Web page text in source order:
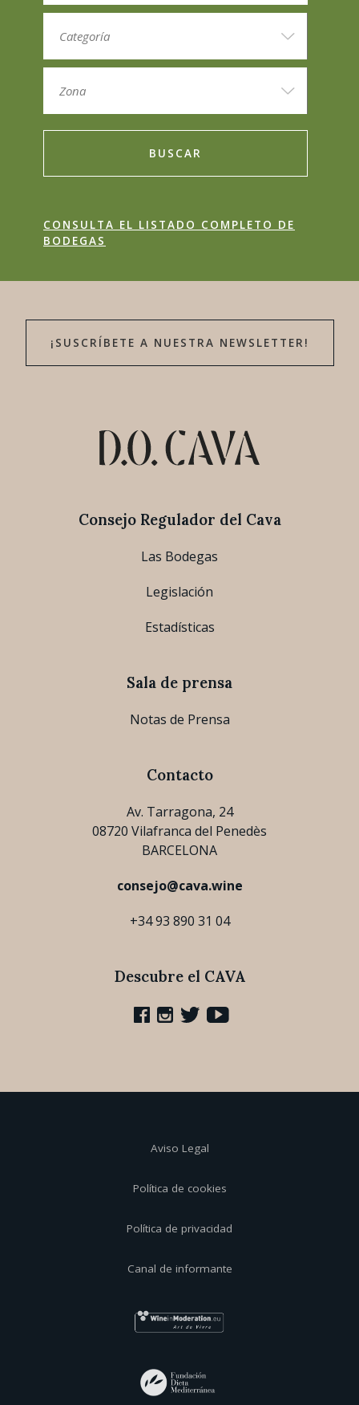
BUSCAR
CONSULTA EL LISTADO COMPLETO DE
BODEGAS
¡SUSCRÍBETE A NUESTRA NEWSLETTER!
Consejo Regulador del Cava
Las Bodegas
Legislación
Estadísticas
Sala de prensa
Notas de Prensa
Contacto
Av. Tarragona, 24
08720 Vilafranca del Penedès
BARCELONA
consejo@cava.wine
+34 93 890 31 04
Descubre el CAVA
Aviso Legal
Política de cookies
Política de privacidad
Canal de informante